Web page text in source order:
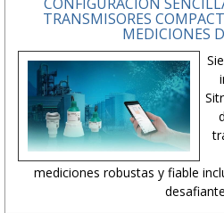
TRANSMISORES
MEDICIONES
mediciones robustas y fiable